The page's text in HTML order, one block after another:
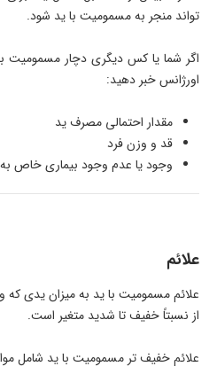
تواند منجر به مسمومیت با ید شود.
اگر شما یا کس دیگری دچار مسمومیت با
اورژانس خبر دهید:
مقدار احتمالی مصرف ید
قد و وزن فرد
وجود یا عدم وجود بیماری خاص به
علائم
علائم مسمومیت با ید به میزان یدی
از نسبتاً خفیف تا شدید متغیر است.
علائم خفیف تر مسمومیت با ید شامل